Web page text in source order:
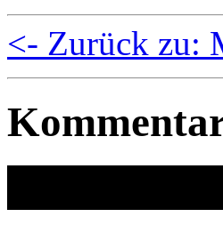
<- Zurück zu: